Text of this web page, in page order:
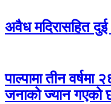
अवैध मदिरासहित दुई
पाल्पामा तीन वर्षमा
जनाको ज्यान